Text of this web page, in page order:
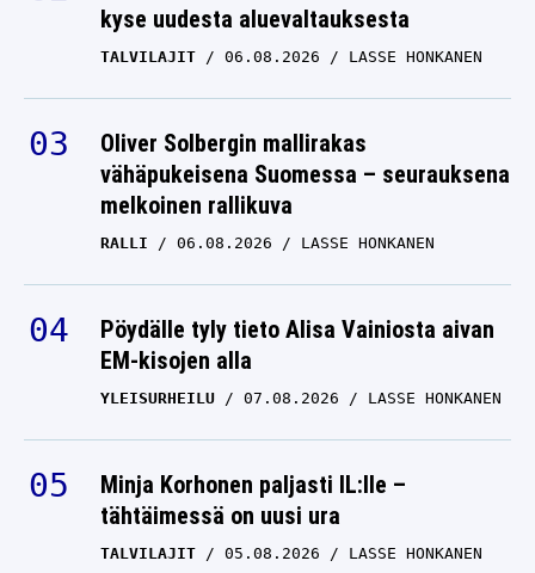
kyse uudesta aluevaltauksesta
TALVILAJIT 06.08.2026 LASSE HONKANEN
Oliver Solbergin mallirakas
vähäpukeisena Suomessa – seurauksena
melkoinen rallikuva
RALLI 06.08.2026 LASSE HONKANEN
Pöydälle tyly tieto Alisa Vainiosta aivan
EM-kisojen alla
YLEISURHEILU 07.08.2026 LASSE HONKANEN
Minja Korhonen paljasti IL:lle –
tähtäimessä on uusi ura
TALVILAJIT 05.08.2026 LASSE HONKANEN